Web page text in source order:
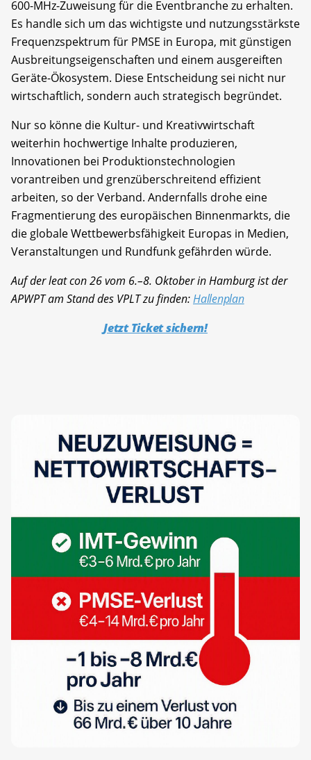
600-MHz-Zuweisung für die Eventbranche zu erhalten.
Es handle sich um das wichtigste und nutzungsstärkste
Frequenzspektrum für PMSE in Europa, mit günstigen
Ausbreitungseigenschaften und einem ausgereiften
Geräte-Ökosystem. Diese Entscheidung sei nicht nur
wirtschaftlich, sondern auch strategisch begründet.
Nur so könne die Kultur- und Kreativwirtschaft
weiterhin hochwertige Inhalte produzieren,
Innovationen bei Produktionstechnologien
vorantreiben und grenzüberschreitend effizient
arbeiten, so der Verband. Andernfalls drohe eine
Fragmentierung des europäischen Binnenmarkts, die
die globale Wettbewerbsfähigkeit Europas in Medien,
Veranstaltungen und Rundfunk gefährden würde.
Auf der leat con 26 vom 6.–8. Oktober in Hamburg ist der
APWPT am Stand des VPLT zu finden:Hallenplan
Jetzt Ticket sichern!